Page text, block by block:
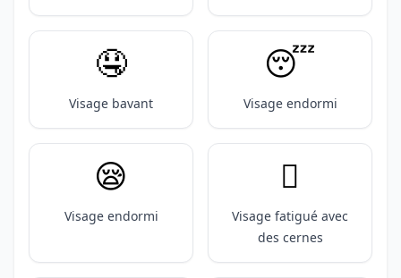
🤤
Visage bavant
😴
Visage endormi
😪
Visage endormi
🫩
Visage fatigué avec
des cernes